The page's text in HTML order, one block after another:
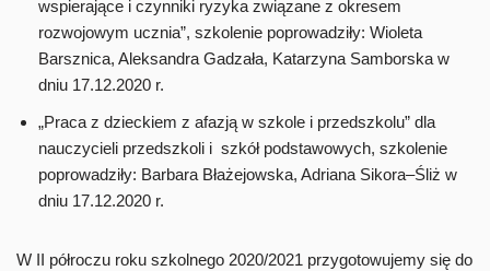
wspierające i czynniki ryzyka związane z okresem
rozwojowym ucznia”, szkolenie poprowadziły: Wioleta
Barsznica, Aleksandra Gadzała, Katarzyna Samborska w
dniu 17.12.2020 r.
„Praca z dzieckiem z afazją w szkole i przedszkolu” dla
nauczycieli przedszkoli i szkół podstawowych, szkolenie
poprowadziły: Barbara Błażejowska, Adriana Sikora–Śliż w
dniu 17.12.2020 r.
W II półroczu roku szkolnego 2020/2021 przygotowujemy się do